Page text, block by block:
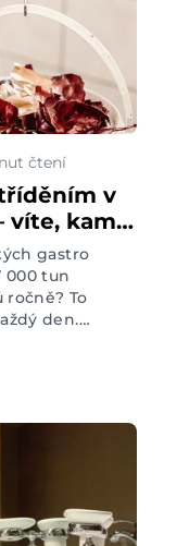
čtení
v
víte, kam
hostů
gastro
000 tun
To
den.
zbytků, 30
% jídla
by šlo naložit o
třídit a ušetřit